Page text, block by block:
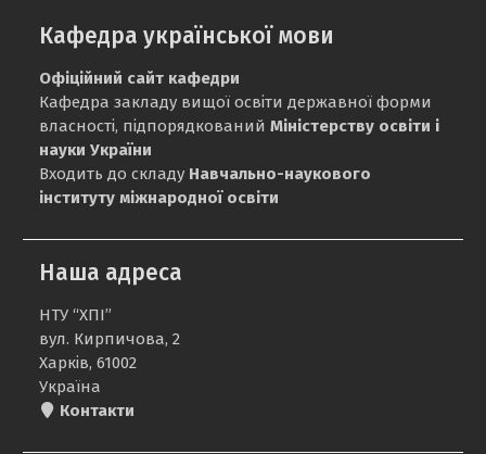
Кафедра української мови
Офіційний сайт кафедри
Кафедра закладу вищої освіти державної форми
власності, підпорядкованийМіністерству освіти і
науки України
Входить до складу Навчально-наукового
інституту міжнародної освіти
Наша адреса
НТУ “ХПІ”
вул. Кирпичова, 2
Харків, 61002
Україна
Контакти